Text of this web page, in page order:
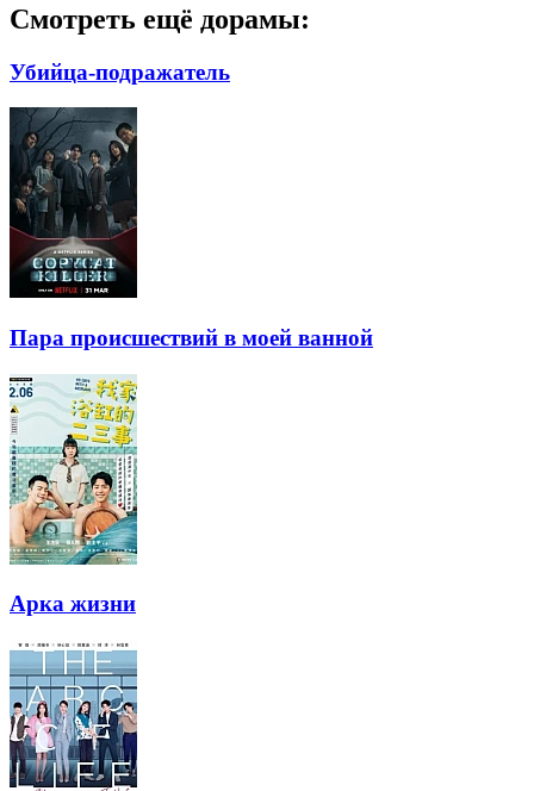
Смотреть ещё дорамы:
Убийца-подражатель
Пара происшествий в моей ванной
Арка жизни